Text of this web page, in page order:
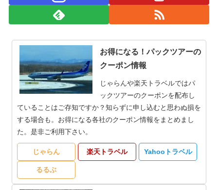
お得になる！パックツアーの
クーポン情報
じゃらんや楽天トラベルではパ
ックツアーのクーポンを配布し
ていることはご存知ですか？知らずに申し込むと思わぬ損を
する場合も。お得になる各社のクーポン情報をまとめまし
た。是非ご利用下さい。
じゃらん 楽天トラベル Yahooトラベル
るるぶ